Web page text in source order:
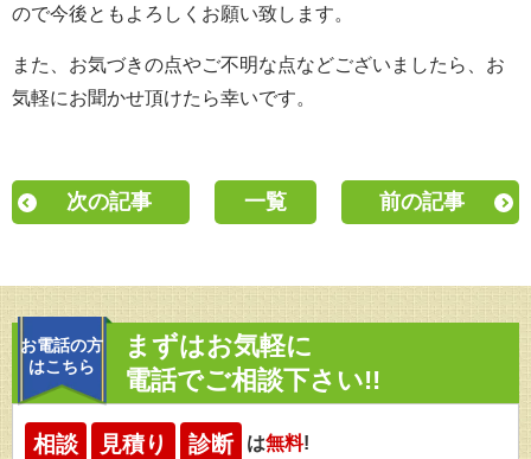
ので今後ともよろしくお願い致します。
また、お気づきの点やご不明な点などございましたら、お
気軽にお聞かせ頂けたら幸いです。
次の記事 一覧 前の記事
お電話の方
はこちら
まずはお気軽に
電話でご相談下さい!!
相談 見積り 診断 は無料!